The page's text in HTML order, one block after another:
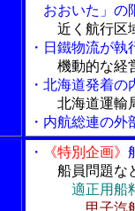
おおいた」の
近く航行区
・日鐵物流が
機動的な経
・北海道発着
北海道運輸
・内航総連の外
・ 《特別企画》
船員問題な
適正用船
甲子汽